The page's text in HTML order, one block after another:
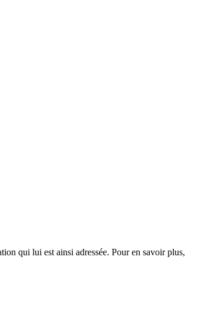
qui lui est ainsi adressée. Pour en savoir plus,